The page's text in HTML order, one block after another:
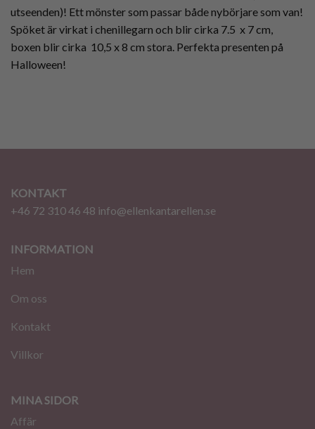
utseenden)! Ett mönster som passar både nybörjare som van!
Spöket är virkat i chenillegarn och blir cirka 7.5 x 7 cm,
boxen blir cirka 10,5 x 8 cm stora. Perfekta presenten på
Halloween!
KONTAKT
+46 72 310 46 48 info@ellenkantarellen.se
INFORMATION
Hem
Om oss
Kontakt
Villkor
MINA SIDOR
Affär